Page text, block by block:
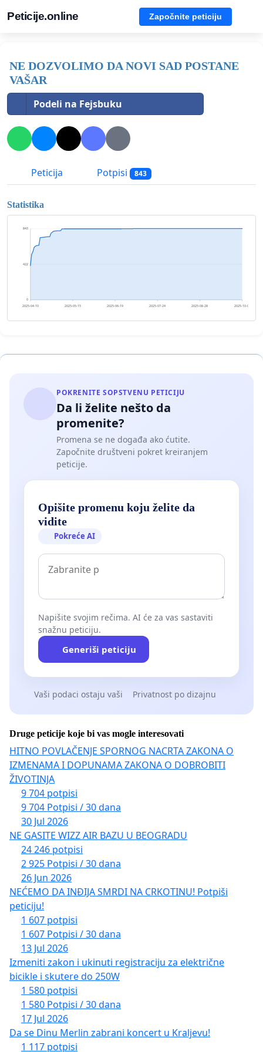
Peticije.online Započnite peticiju
NE DOZVOLIMO DA NOVI SAD POSTANE
VAŠAR
Podeli na Fejsbuku
Peticija Potpisi 843
Statistika
0
422
843
2025-04-10 2025-05-15 2025-06-19 2025-07-24 2025-08-28 2025-10-02
POKRENITE SOPSTVENU PETICIJU
Da li želite nešto da
promenite?
Promena se ne događa ako ćutite.
Započnite društveni pokret kreiranjem
peticije.
Opišite promenu koju želite da
vidite
Pokreće AI
Napišite svojim rečima. AI će za vas sastaviti
snažnu peticiju.
Generiši peticiju
Vaši podaci ostaju vaši Privatnost po dizajnu
Druge peticije koje bi vas mogle interesovati
HITNO POVLAČENJE SPORNOG NACRTA ZAKONA O
IZMENAMA I DOPUNAMA ZAKONA O DOBROBITI
ŽIVOTINJA
9 704 potpisi
9 704 Potpisi / 30 dana
30 Jul 2026
NE GASITE WIZZ AIR BAZU U BEOGRADU
24 246 potpisi
2 925 Potpisi / 30 dana
26 Jun 2026
NEĆEMO DA INĐIJA SMRDI NA CRKOTINU! Potpiši
peticiju!
1 607 potpisi
1 607 Potpisi / 30 dana
13 Jul 2026
Izmeniti zakon i ukinuti registraciju za električne
bicikle i skutere do 250W
1 580 potpisi
1 580 Potpisi / 30 dana
17 Jul 2026
Da se Dinu Merlin zabrani koncert u Kraljevu!
1 117 potpisi